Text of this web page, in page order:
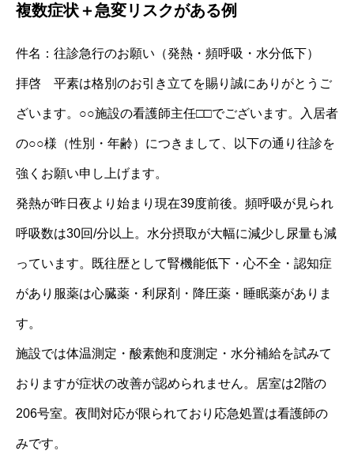
複数症状＋急変リスクがある例
件名：往診急行のお願い（発熱・頻呼吸・水分低下）
拝啓 平素は格別のお引き立てを賜り誠にありがとうご
ざいます。○○施設の看護師主任□□でございます。入居者
の○○様（性別・年齢）につきまして、以下の通り往診を
強くお願い申し上げます。
発熱が昨日夜より始まり現在39度前後。頻呼吸が見られ
呼吸数は30回/分以上。水分摂取が大幅に減少し尿量も減
っています。既往歴として腎機能低下・心不全・認知症
があり服薬は心臓薬・利尿剤・降圧薬・睡眠薬がありま
す。
施設では体温測定・酸素飽和度測定・水分補給を試みて
おりますが症状の改善が認められません。居室は2階の
206号室。夜間対応が限られており応急処置は看護師の
みです。